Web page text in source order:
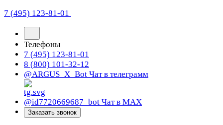
7 (495) 123-81-01
Телефоны
7 (495) 123-81-01
8 (800) 101-32-12
@ARGUS_X_Bot Чат в телеграмм
@id7720669687_bot Чат в МАХ
Заказать звонок